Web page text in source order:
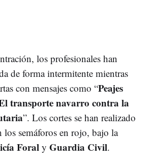
los profesionales han
de forma intermitente mientras
con mensajes como “Peajes
transporte navarro contra la
”. Los cortes se han realizado
semáforos en rojo, bajo la
Foraly Guardia Civil.